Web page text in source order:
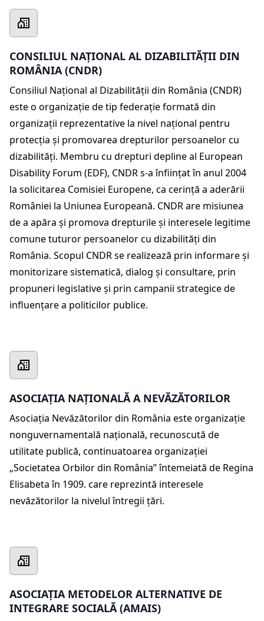
CONSILIUL NAȚIONAL AL DIZABILITĂȚII DIN
ROMÂNIA (CNDR)
Consiliul Național al Dizabilității din România (CNDR)
este o organizație de tip federație formată din
organizații reprezentative la nivel național pentru
protecția și promovarea drepturilor persoanelor cu
dizabilități. Membru cu drepturi depline al European
Disability Forum (EDF), CNDR s-a înființat în anul 2004
la solicitarea Comisiei Europene, ca cerință a aderării
României la Uniunea Europeană. CNDR are misiunea
de a apăra și promova drepturile și interesele legitime
comune tuturor persoanelor cu dizabilități din
România. Scopul CNDR se realizează prin informare și
monitorizare sistematică, dialog și consultare, prin
propuneri legislative și prin campanii strategice de
influențare a politicilor publice.
ASOCIAȚIA NAȚIONALĂ A NEVĂZĂTORILOR
Asociația Nevăzătorilor din România este organizație
nonguvernamentală națională, recunoscută de
utilitate publică, continuatoarea organizației
„Societatea Orbilor din România” întemeiată de Regina
Elisabeta în 1909. care reprezintă interesele
nevăzătorilor la nivelul întregii țări.
ASOCIAȚIA METODELOR ALTERNATIVE DE
INTEGRARE SOCIALĂ (AMAIS)